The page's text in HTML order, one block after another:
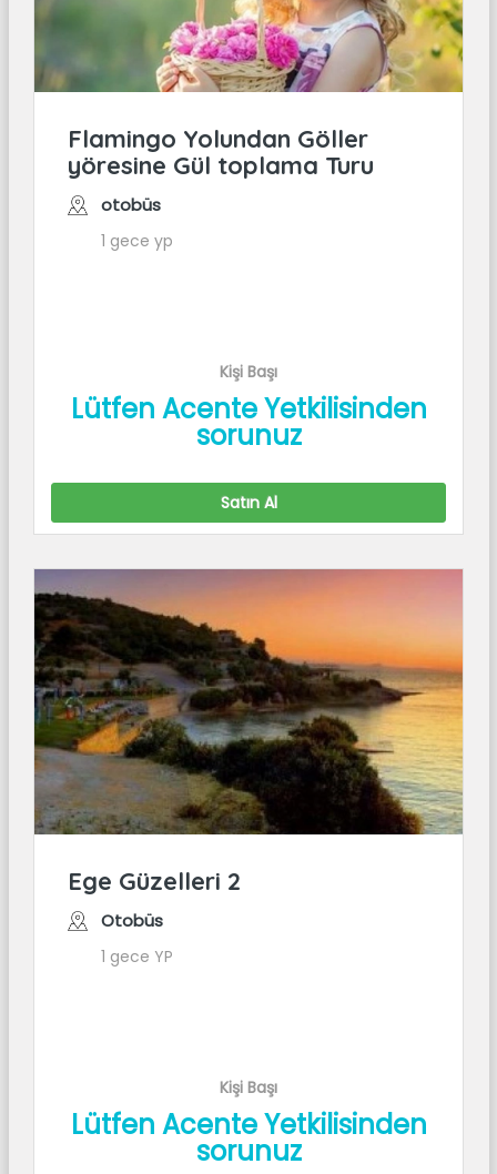
Flamingo Yolundan Göller
yöresine Gül toplama Turu
otobüs
1 gece yp
Kişi Başı
Lütfen Acente Yetkilisinden
sorunuz
Satın Al
Ege Güzelleri 2
Otobüs
1 gece YP
Kişi Başı
Lütfen Acente Yetkilisinden
sorunuz